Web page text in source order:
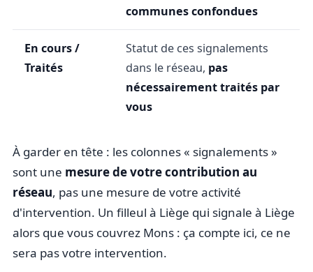
communes confondues
En cours /
Traités
Statut de ces signalements
dans le réseau, pas
nécessairement traités par
vous
À garder en tête : les colonnes « signalements »
sont une mesure de votre contribution au
réseau, pas une mesure de votre activité
d'intervention. Un filleul à Liège qui signale à Liège
alors que vous couvrez Mons : ça compte ici, ce ne
sera pas votre intervention.